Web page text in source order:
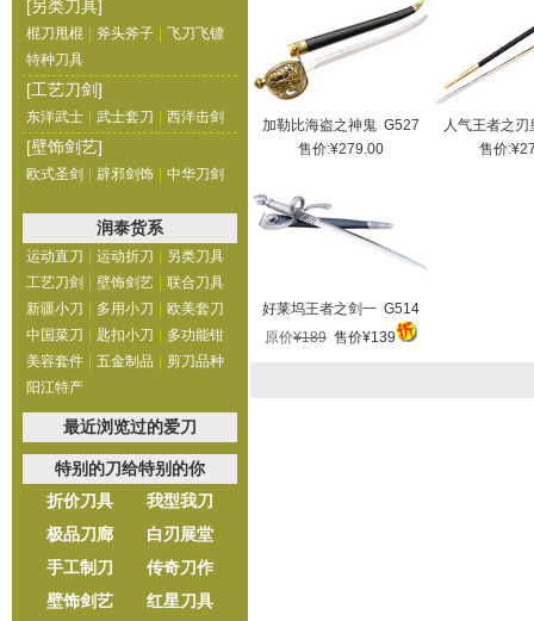
[另类刀具]
棍刀甩棍 斧头斧子
飞刀飞镖
特种刀具
[工艺刀剑]
东洋武士 武士套刀 西洋击剑
[壁饰剑艺]
欧式圣剑 辟邪剑饰 中华刀剑
润泰货系
运动直刀 运动折刀
另类刀具
工艺刀剑
壁饰剑艺
联合刀具
新疆小刀
多用小刀
欧美套刀
中国菜刀
匙扣小刀
多功能钳
美容套件
五金制品
剪刀品种
阳江特产
最近浏览过的爱刀
特别的刀给特别的你
折价刀具
我型我刀
极品刀廊
白刃展堂
手工制刀
传奇刀作
壁饰剑艺
红星刀具
加勒比海盗之神鬼 G527
售价:¥279.00
人气王者之
售价
好莱坞王者之剑一 G514
原价¥189 售价¥139